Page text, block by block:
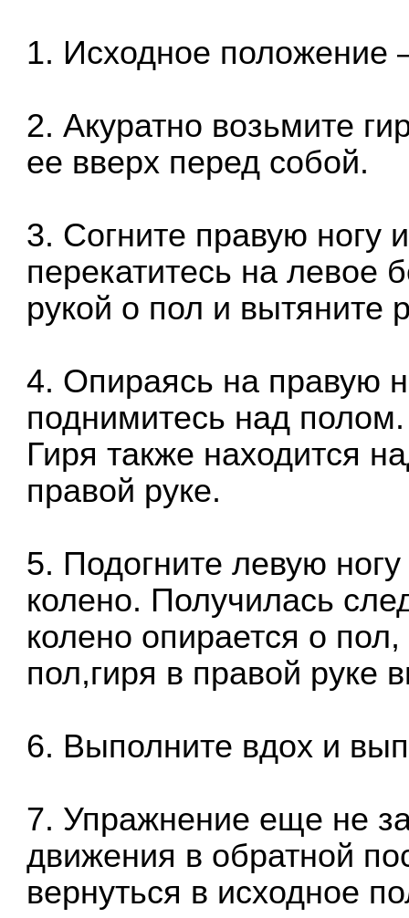
1. Исходное
2. Акуратно возьмите
ее вверх перед собой.
3. Согните правую ногу
перекатитесь на левое
рукой о пол и вытяните
4. Опираясь на правую
поднимитесь над
Гиря также находится
правой руке.
5. Подогните левую
колено. Получилась
колено опирается о
пол,гиря в правой руке
6. Выполните вдох и
7. Упражнение еще не
движения в обратной
вернуться в исходное